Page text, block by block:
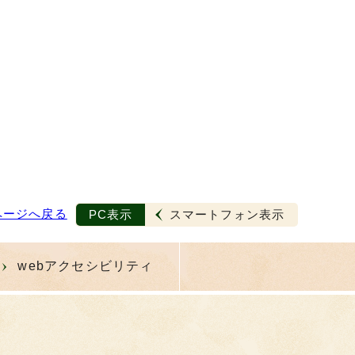
ジへ戻る PC表示 スマートフォン表示
webアクセシビリティ